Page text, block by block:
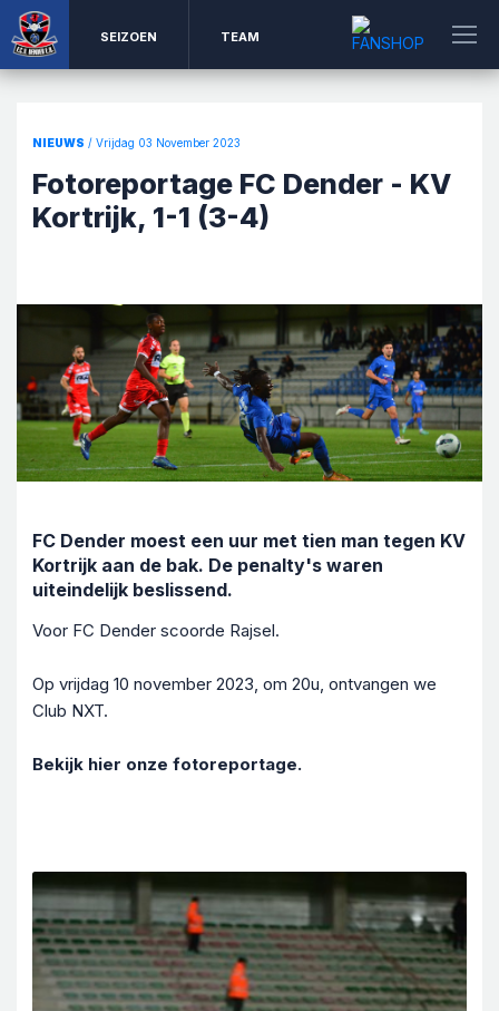
SEIZOEN TEAM
NIEUWS / Vrijdag 03 November 2023
Fotoreportage FC Dender - KV
Kortrijk, 1-1 (3-4)
FC Dender moest een uur met tien man tegen KV
Kortrijk aan de bak. De penalty's waren
uiteindelijk beslissend.
Voor FC Dender scoorde Rajsel.
Op vrijdag 10 november 2023, om 20u, ontvangen we
Club NXT.
Bekijk hier onze fotoreportage.